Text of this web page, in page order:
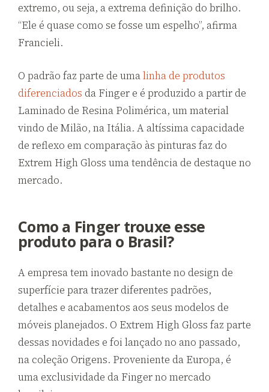
extremo, ou seja, a extrema definição do brilho.
“Ele é quase como se fosse um espelho”, afirma
Francieli.
O padrão faz parte de umalinha de produtos
diferenciados da Finger e é produzido a partir de
Laminado de Resina Polimérica, um material
vindo de Milão, na Itália. A altíssima capacidade
de reflexo em comparação às pinturas faz do
Extrem High Gloss uma tendência de destaque no
mercado.
Como a Finger trouxe esse
produto para o Brasil?
A empresa tem inovado bastante no design de
superfície para trazer diferentes padrões,
detalhes e acabamentos aos seus modelos de
móveis planejados. O Extrem High Gloss faz parte
dessas novidades e foi lançado no ano passado,
na coleção Origens. Proveniente da Europa, é
uma exclusividade da Finger no mercado